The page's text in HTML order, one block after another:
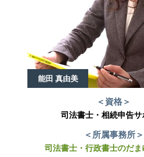
能田 真由美
＜資格＞
司法書士・相続申告サ
＜所属事務所＞
司法書士・行政書士のだ